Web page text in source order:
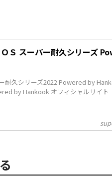
ＯＳ スーパー耐久シリーズ
耐久シリーズ2022 Powered by
by Hankook オフィシャルサイト